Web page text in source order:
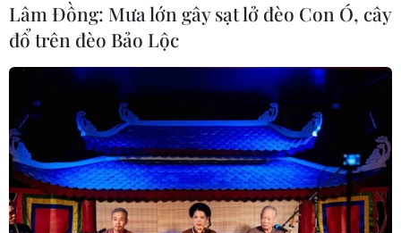
Lâm Đồng: Mưa lớn gây sạt lở đèo Con Ó, cây
đổ trên đèo Bảo Lộc